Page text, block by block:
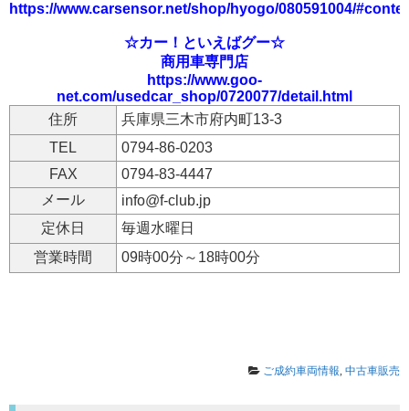
https://www.carsensor.net/shop/hyogo/080591004/
☆カー！といえばグー☆
商用車専門店
https://www.goo-
net.com/usedcar_shop/0720077/detail.html
住所
兵庫県三木市府内町13-3
TEL
0794-86-0203
FAX
0794-83-4447
メール
info@f-club.jp
定休日
毎週水曜日
営業時間
09時00分～18時00分
ご成約車両情報 中古車販売